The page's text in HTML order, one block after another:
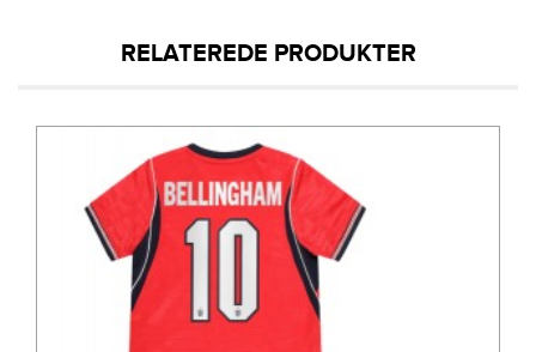
RELATEREDE PRODUKTER